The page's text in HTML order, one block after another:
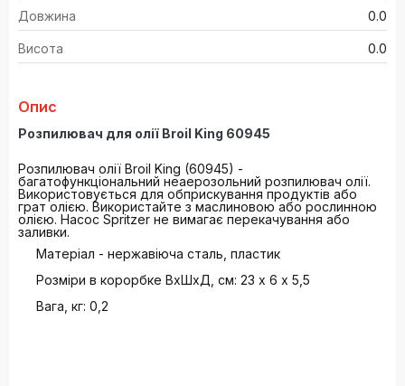
Довжина 0.0
Висота 0.0
Опис
Розпилювач для олії Broil King 60945
Розпилювач олії Broil King (60945) -
багатофункціональний неаерозольний розпилювач олії.
Використовується для обприскування продуктів або
грат олією. Використайте з маслиновою або рослинною
олією. Насос Spritzer не вимагає перекачування або
заливки.
Матеріал - нержавіюча сталь, пластик
Розміри в корорбке ВхШхД, см: 23 х 6 х 5,5
Вага, кг: 0,2